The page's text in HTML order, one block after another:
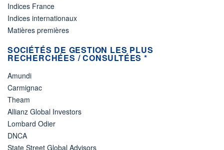
Indices France
Indices internationaux
Matières premières
SOCIÉTÉS DE GESTION LES PLUS
RECHERCHÉES / CONSULTÉES *
Amundi
Carmignac
Theam
Allianz Global Investors
Lombard Odier
DNCA
State Street Global Advisors